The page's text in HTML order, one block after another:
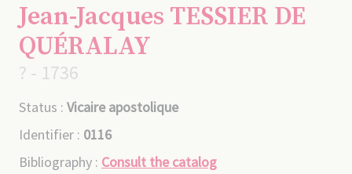
Jean-Jacques TESSIER DE
QUÉRALAY
? - 1736
Status : Vicaire apostolique
Identifier : 0116
Bibliography : Consult the catalog